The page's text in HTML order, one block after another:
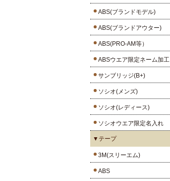
ABS(ブランドモデル)
ABS(ブランドアウター)
ABS(PRO-AM等）
ABSウエア限定ネーム加工
サンブリッジ(B+)
ソシオ(メンズ)
ソシオ(レディース)
ソシオウエア限定名入れ
▼テープ
3M(スリーエム)
ABS